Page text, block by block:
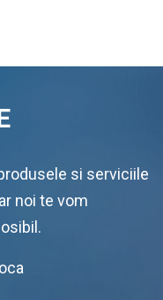
si serviciile
noi te vom